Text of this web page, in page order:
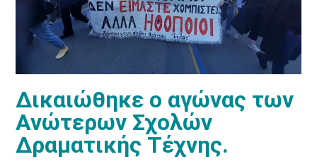
Δικαιώθηκε ο αγώνας των
Ανώτερων Σχολών
Δραματικής Τέχνης.